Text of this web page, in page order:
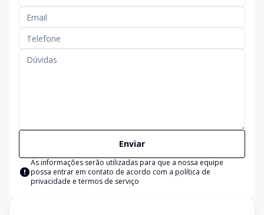
Enviar
As informações serão utilizadas para que a nossa equipe
possa entrar em contato de acordo com a política de
privacidade e termos de serviço